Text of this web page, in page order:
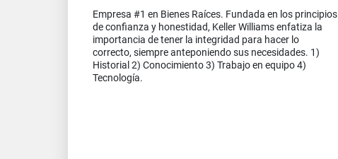
Empresa #1 en Bienes Raíces. Fundada en los principios
de confianza y honestidad, Keller Williams enfatiza la
importancia de tener la integridad para hacer lo
correcto, siempre anteponiendo sus necesidades. 1)
Historial 2) Conocimiento 3) Trabajo en equipo 4)
Tecnología.